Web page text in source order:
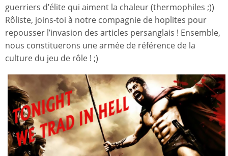
guerriers d’élite qui aiment la chaleur (thermophiles ;))
Rôliste, joins-toi à notre compagnie de hoplites pour
repousser l’invasion des articles persanglais ! Ensemble,
nous constituerons une armée de référence de la
culture du jeu de rôle ! ;)